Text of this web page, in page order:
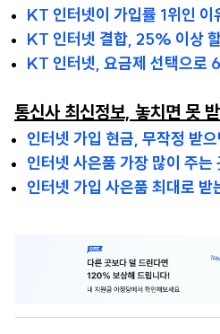
KT 인터넷이 가입률 1위인 이
KT 인터넷 결합, 25% 이상
KT 인터넷, 요금제 선택으로
통신사 최신정보, 놓치면 못
인터넷 가입 현금, 무작정 받
인터넷 사은품 가장 많이 주는
인터넷 가입 사은품 최대로 받